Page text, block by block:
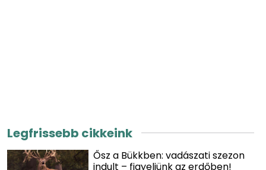
Legfrissebb cikkeink
Ősz a Bükkben: vadászati szezon
indult – figyeljünk az erdőben!